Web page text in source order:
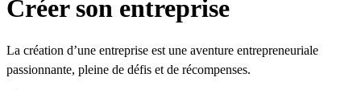
Créer son entreprise
La création d’une entreprise est une aventure entrepreneuriale
passionnante, pleine de défis et de récompenses.